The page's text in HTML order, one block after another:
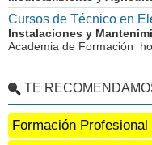
Cursos de Técnico en
Instalaciones y
Academia de Formación
TE
Formación Profesional